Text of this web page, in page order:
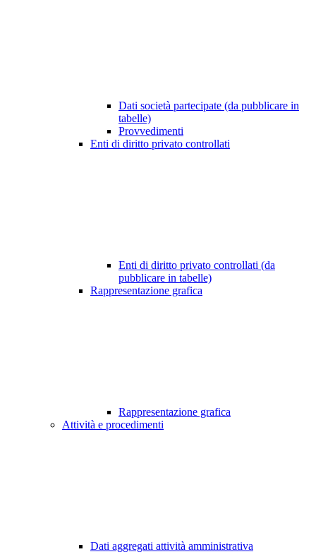
Dati società partecipate (da pubblicare in
tabelle)
Provvedimenti
Enti di diritto privato controllati
Enti di diritto privato controllati (da
pubblicare in tabelle)
Rappresentazione grafica
Rappresentazione grafica
Attività e procedimenti
Dati aggregati attività amministrativa